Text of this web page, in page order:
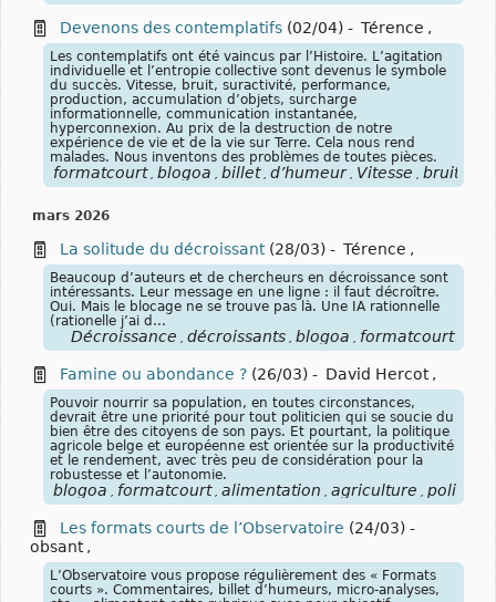
Devenons des contemplatifs (02/04) - Térence ,
Les contemplatifs ont été vaincus par l’Histoire. L’agitation
individuelle et l’entropie collective sont devenus le symbole
du succès. Vitesse, bruit, suractivité, performance,
production, accumulation d’objets, surcharge
informationnelle, communication instantanée,
hyperconnexion. Au prix de la destruction de notre
expérience de vie et de la vie sur Terre. Cela nous rend
malades. Nous inventons des problèmes de toutes pièces.
formatcourt blogoa billet d’humeur Vitesse bruit
mars 2026
La solitude du décroissant (28/03) - Térence ,
Beaucoup d’auteurs et de chercheurs en décroissance sont
intéressants. Leur message en une ligne : il faut décroître.
Oui. Mais le blocage ne se trouve pas là. Une IA rationnelle
(rationelle j’ai d…
Décroissance , décroissants , blogoa , formatcourt
Famine ou abondance ? (26/03) - David Hercot ,
Pouvoir nourrir sa population, en toutes circonstances,
devrait être une priorité pour tout politicien qui se soucie du
bien être des citoyens de son pays. Et pourtant, la politique
agricole belge et européenne est orientée sur la productivité
et le rendement, avec très peu de considération pour la
robustesse et l’autonomie.
blogoa , formatcourt , alimentation , agriculture , politique
Les formats courts de l’Observatoire (24/03) -
obsant ,
L’Observatoire vous propose régulièrement des « Formats
courts ». Commentaires, billet d’humeurs, micro-analyses,